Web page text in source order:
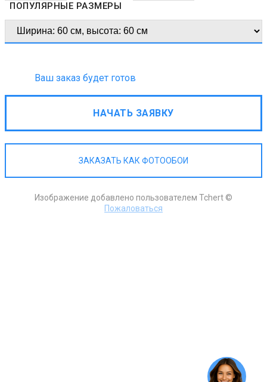
ПОПУЛЯРНЫЕ РАЗМЕРЫ
Ваш заказ будет готов
НАЧАТЬ ЗАЯВКУ
ЗАКАЗАТЬ КАК ФОТООБОИ
Изображение добавлено пользователем Tchert ©
Пожаловаться